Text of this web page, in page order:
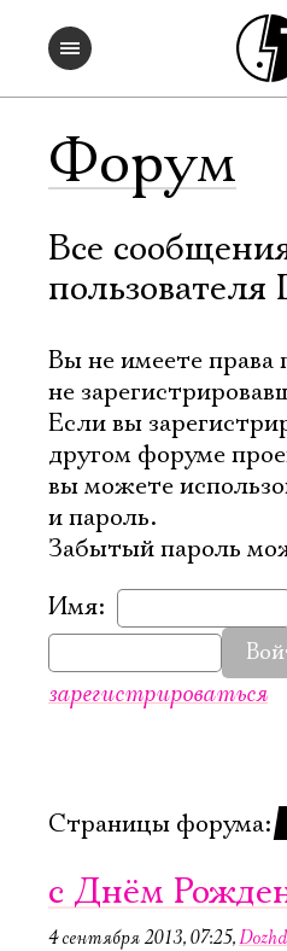
Форум
Все
Вы не имеете права
не
Если вы
другом форуме
вы можете
и пароль.
Забытый пароль
Имя:
зарегистрироваться
Страницы форума:
с Днём
4 сентября 2013, 07:25,